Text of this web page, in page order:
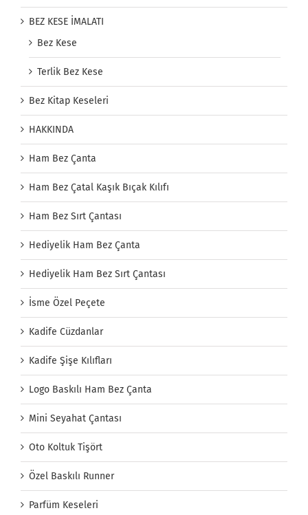
BEZ KESE İMALATI
Bez Kese
Terlik Bez Kese
Bez Kitap Keseleri
HAKKINDA
Ham Bez Çanta
Ham Bez Çatal Kaşık Bıçak Kılıfı
Ham Bez Sırt Çantası
Hediyelik Ham Bez Çanta
Hediyelik Ham Bez Sırt Çantası
İsme Özel Peçete
Kadife Cüzdanlar
Kadife Şişe Kılıfları
Logo Baskılı Ham Bez Çanta
Mini Seyahat Çantası
Oto Koltuk Tişört
Özel Baskılı Runner
Parfüm Keseleri